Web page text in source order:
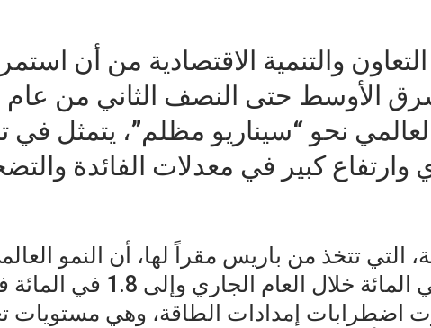
والتنمية الاقتصادية من أن
نحو “سيناريو مظلم”، يتمثل في
وارتفاع كبير في معدلات الفائدة
التي تتخذ من باريس مقراً لها، أن النمو
يتراجع إلى 2.1 في المائة خلال العام
اضطرابات إمدادات الطاقة، وهي مستويات